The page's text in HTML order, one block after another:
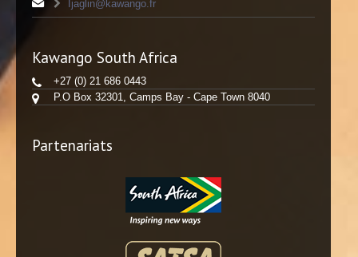
Ijaglin@kawango.fr
Kawango South Africa
+27 (0) 21 686 0443
P.O Box 32301, Camps Bay - Cape Town 8040
Partenariats